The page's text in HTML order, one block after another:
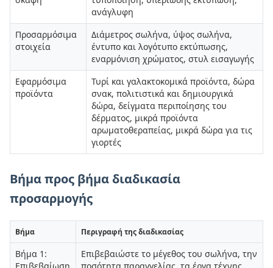
ανάγλυφη
Προσαρμόσιμα
στοιχεία
Διάμετρος σωλήνα, ύψος σωλήνα,
έντυπο και λογότυπο εκτύπωσης,
εναρμόνιση χρώματος, στυλ εισαγωγής
Εφαρμόσιμα
προϊόντα
Τυρί και γαλακτοκομικά προϊόντα, δώρα
σνακ, πολιτιστικά και δημιουργικά
δώρα, δείγματα περιποίησης του
δέρματος, μικρά προϊόντα
αρωματοθεραπείας, μικρά δώρα για τις
γιορτές
Βήμα προς βήμα διαδικασία
προσαρμογής
Βήμα Περιγραφή της διαδικασίας
Βήμα 1:
Επιβεβαιώστε το μέγεθος του σωλήνα, την